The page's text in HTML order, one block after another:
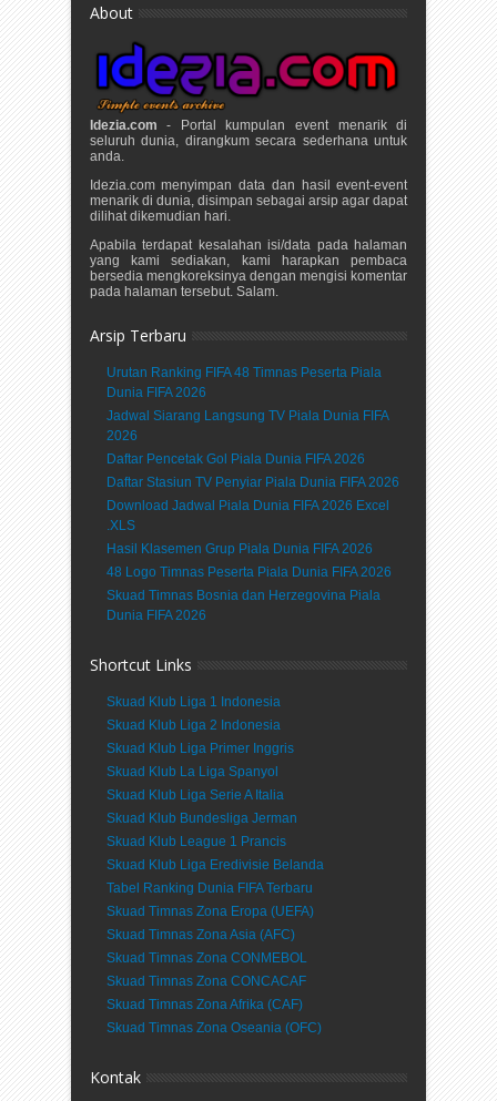
About
Idezia.com - Portal kumpulan event menarik di
seluruh dunia, dirangkum secara sederhana untuk
anda.
Idezia.com menyimpan data dan hasil event-event
menarik di dunia, disimpan sebagai arsip agar dapat
dilihat dikemudian hari.
Apabila terdapat kesalahan isi/data pada halaman
yang kami sediakan, kami harapkan pembaca
bersedia mengkoreksinya dengan mengisi komentar
pada halaman tersebut. Salam.
Arsip Terbaru
Urutan Ranking FIFA 48 Timnas Peserta Piala
Dunia FIFA 2026
Jadwal Siarang Langsung TV Piala Dunia FIFA
2026
Daftar Pencetak Gol Piala Dunia FIFA 2026
Daftar Stasiun TV Penyiar Piala Dunia FIFA 2026
Download Jadwal Piala Dunia FIFA 2026 Excel
.XLS
Hasil Klasemen Grup Piala Dunia FIFA 2026
48 Logo Timnas Peserta Piala Dunia FIFA 2026
Skuad Timnas Bosnia dan Herzegovina Piala
Dunia FIFA 2026
Shortcut Links
Skuad Klub Liga 1 Indonesia
Skuad Klub Liga 2 Indonesia
Skuad Klub Liga Primer Inggris
Skuad Klub La Liga Spanyol
Skuad Klub Liga Serie A Italia
Skuad Klub Bundesliga Jerman
Skuad Klub League 1 Prancis
Skuad Klub Liga Eredivisie Belanda
Tabel Ranking Dunia FIFA Terbaru
Skuad Timnas Zona Eropa (UEFA)
Skuad Timnas Zona Asia (AFC)
Skuad Timnas Zona CONMEBOL
Skuad Timnas Zona CONCACAF
Skuad Timnas Zona Afrika (CAF)
Skuad Timnas Zona Oseania (OFC)
Kontak